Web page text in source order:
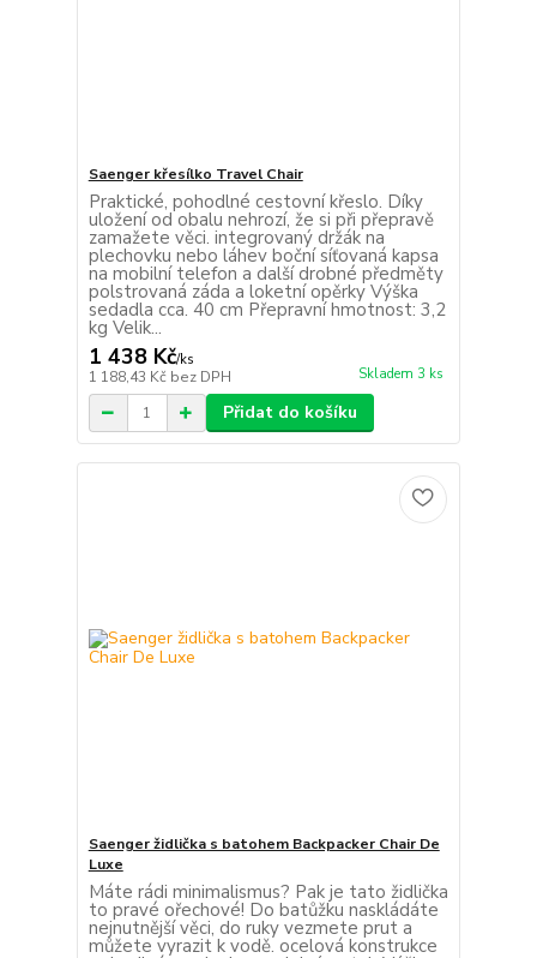
Saenger křesílko Travel Chair
Praktické, pohodlné cestovní křeslo. Díky
uložení od obalu nehrozí, že si při přepravě
zamažete věci. integrovaný držák na
plechovku nebo láhev boční síťovaná kapsa
na mobilní telefon a další drobné předměty
polstrovaná záda a loketní opěrky Výška
sedadla cca. 40 cm Přepravní hmotnost: 3,2
kg Velik...
1 438 Kč/ks
1 188,43 Kč bez DPH Skladem 3 ks
Přidat do košíku
Saenger židlička s batohem Backpacker Chair De
Luxe
Máte rádi minimalismus? Pak je tato židlička
to pravé ořechové! Do batůžku naskládáte
nejnutnější věci, do ruky vezmete prut a
můžete vyrazit k vodě. ocelová konstrukce